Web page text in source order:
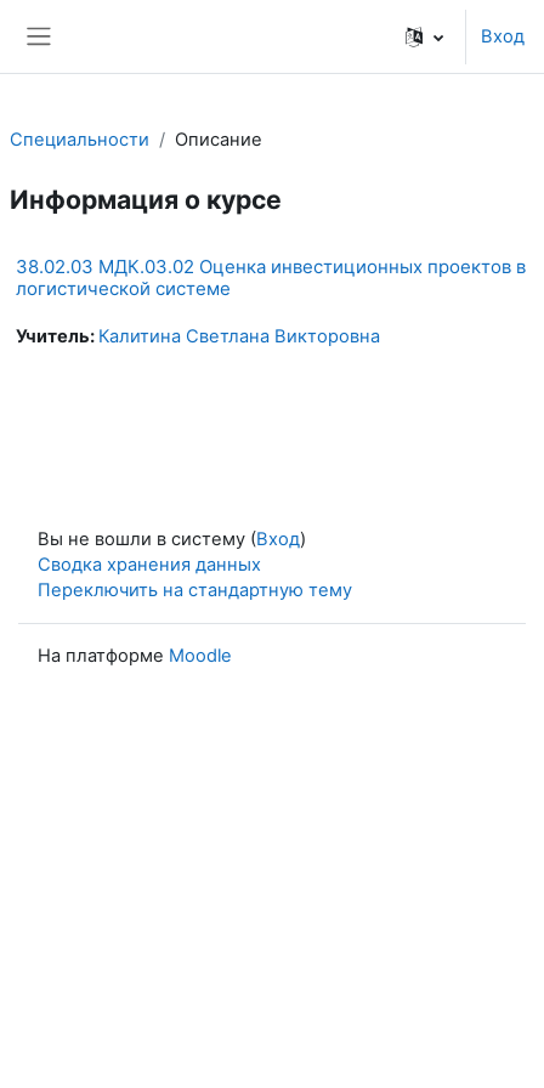
Вход
Специальности Описание
Информация о курсе
38.02.03 МДК.03.02 Оценка инвестиционных проектов в
логистической системе
Учитель: Калитина Светлана Викторовна
Вы не вошли в систему (Вход)
Сводка хранения данных
Переключить на стандартную тему
На платформе Moodle